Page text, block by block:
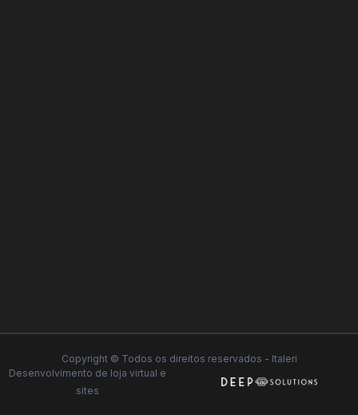
Copyright © Todos os direitos reservados - Italeri
Desenvolvimento de loja virtual e
sites